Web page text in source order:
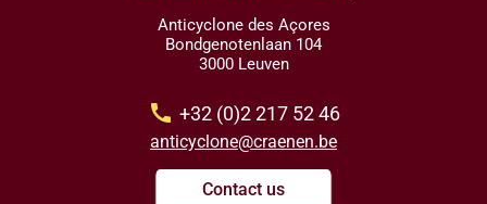
Anticyclone des Açores
Bondgenotenlaan 104
3000 Leuven
call +32 (0)2 217 52 46
anticyclone@craenen.be
Contact us